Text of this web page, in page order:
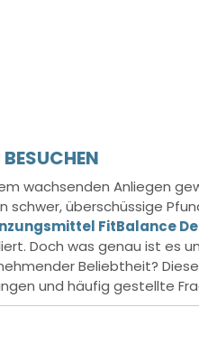
wachsenden Anliegen
überschüssige
FitBalance
Doch was genau ist es
Beliebtheit?
und häufig gestellte